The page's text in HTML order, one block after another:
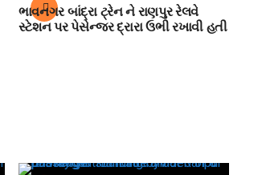
ભાવનગર બાંદ્રા ટ્રેન ને રાણપુર રેલવે
સ્ટેશન પર પેસેન્જર દ્રારા ઉભી રખાવી હતી